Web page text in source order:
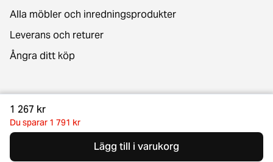
1 267 kr
Du sparar 1 791 kr
Lägg till i varukorg
Alla möbler och inredningsprodukter
Leverans och returer
Ångra ditt köp
Kontakt